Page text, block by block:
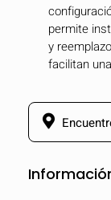
permite
y
facilitan